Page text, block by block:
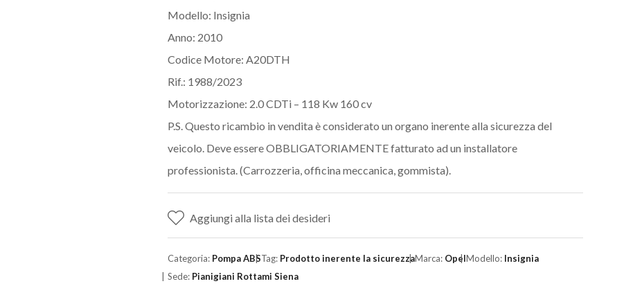
Modello: Insignia
Anno: 2010
Codice Motore: A20DTH
Rif.: 1988/2023
Motorizzazione: 2.0 CDTi – 118 Kw 160 cv
P.S. Questo ricambio in vendita è considerato un organo inerente alla sicurezza del
veicolo. Deve essere OBBLIGATORIAMENTE fatturato ad un installatore
professionista. (Carrozzeria, officina meccanica, gommista).
Aggiungi alla lista dei desideri
Categoria: Pompa ABSTag: Prodotto inerente la sicurezzaMarca: OpelModello: Insignia
Sede: Pianigiani Rottami Siena